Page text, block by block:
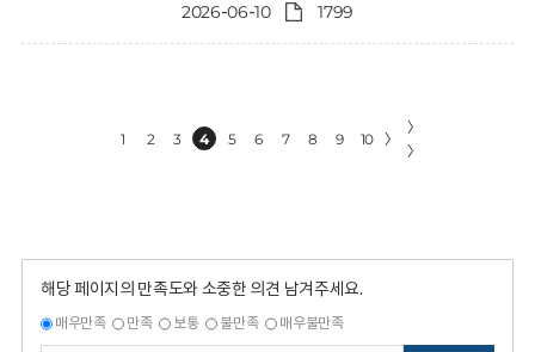
2026-06-10 1799
1 2 3 4 5 6 7 8 9 10 〉
〉
〉
해당 페이지의 만족도와 소중한 의견 남겨주세요.
매우만족 만족 보통 불만족 매우불만족